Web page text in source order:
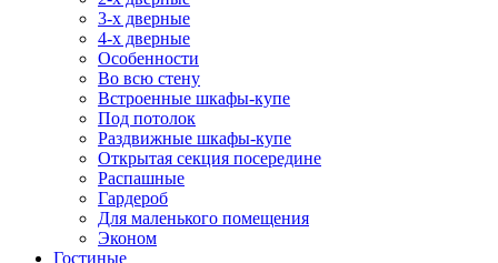
3-х дверные
4-х дверные
Особенности
Во всю стену
Встроенные шкафы-купе
Под потолок
Раздвижные шкафы-купе
Открытая секция посередине
Распашные
Гардероб
Для маленького помещения
Эконом
Гостиные